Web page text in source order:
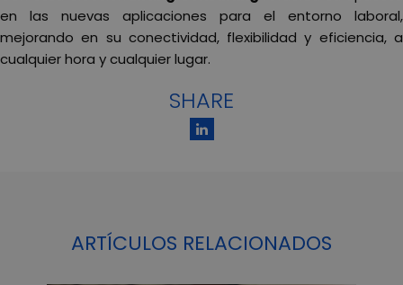
en las nuevas aplicaciones para el entorno laboral,
mejorando en su conectividad, flexibilidad y eficiencia, a
cualquier hora y cualquier lugar.
SHARE
ARTÍCULOS RELACIONADOS